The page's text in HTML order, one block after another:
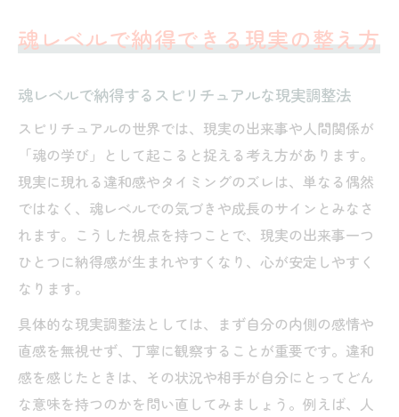
魂レベルで納得できる現実の整え方
魂レベルで納得するスピリチュアルな現実調整法
スピリチュアルの世界では、現実の出来事や人間関係が
「魂の学び」として起こると捉える考え方があります。
現実に現れる違和感やタイミングのズレは、単なる偶然
ではなく、魂レベルでの気づきや成長のサインとみなさ
れます。こうした視点を持つことで、現実の出来事一つ
ひとつに納得感が生まれやすくなり、心が安定しやすく
なります。
具体的な現実調整法としては、まず自分の内側の感情や
直感を無視せず、丁寧に観察することが重要です。違和
感を感じたときは、その状況や相手が自分にとってどん
な意味を持つのかを問い直してみましょう。例えば、人